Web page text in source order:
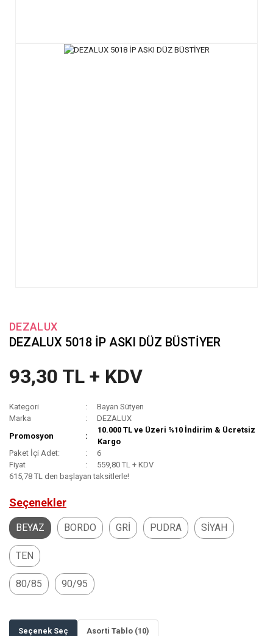
DEZALUX
DEZALUX 5018 İP ASKI DÜZ BÜSTİYER
93,30 TL + KDV
Kategori
Bayan Sütyen
Marka
DEZALUX
Promosyon
10.000 TL ve Üzeri %10 İndirim & Ücretsiz
Kargo
Paket İçi Adet:
6
Fiyat
559,80 TL + KDV
615,78 TL den başlayan taksitlerle!
Seçenekler
BEYAZ BORDO GRİ PUDRA SİYAH
TEN
80/85 90/95
Seçenek Seç Asorti Tablo (10)